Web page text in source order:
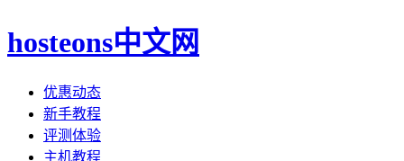
hosteons中文网
优惠动态
新手教程
评测体验
主机教程